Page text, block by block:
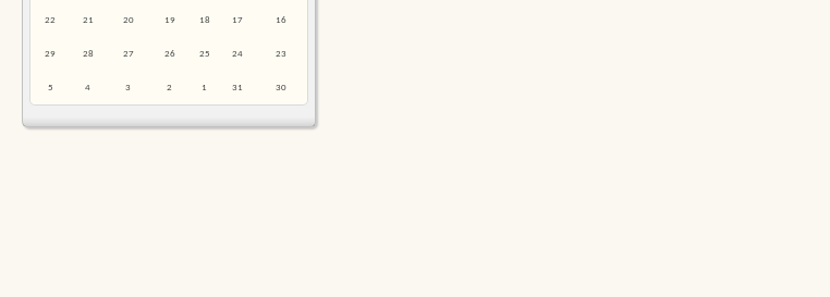
16
17
18
19
20
21
22
23
24
25
26
27
28
29
30
31
1
2
3
4
5